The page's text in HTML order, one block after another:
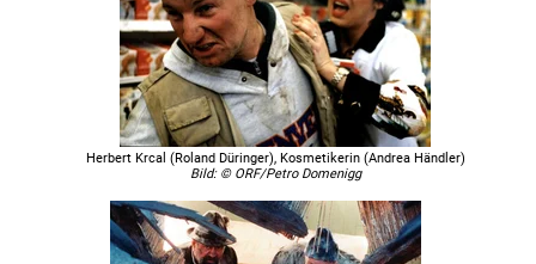
Herbert Krcal (Roland Düringer), Kosmetikerin (Andrea Händler)
Bild: © ORF/Petro Domenigg